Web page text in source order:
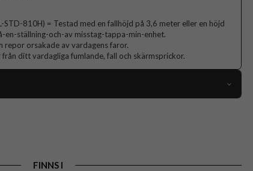
810H) = Testad med en fallhöjd på 3,6 meter eller en höjd
ställning-och-av misstag-tappa-min-enhet.
repor orsakade av vardagens faror.
ditt vardagliga fumlande, fall och skärmsprickor.
MagSafe-kompatibel
FINNS I